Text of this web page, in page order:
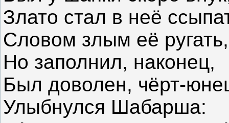
Злато стал в неё
Словом злым её ругать,
Но заполнил, наконец,
Был доволен, чёрт-
Улыбнулся Шабарша: